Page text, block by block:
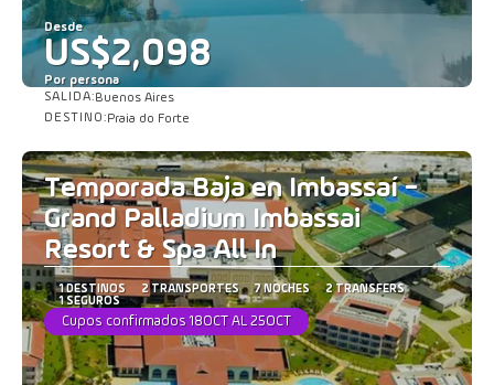
Desde
US$2,098
Por persona
SALIDA:Buenos Aires
DESTINO:Praia do Forte
Temporada Baja en Imbassaí -
Grand Palladium Imbassai
Resort & Spa All In
1 DESTINOS 2 TRANSPORTES 7 NOCHES
2 TRANSFERS
1 SEGUROS
Cupos confirmados 18OCT AL 25OCT